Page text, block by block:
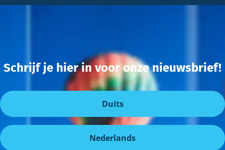
Schrijf je hier in voor onze nieuwsbrief!
Duits
Nederlands